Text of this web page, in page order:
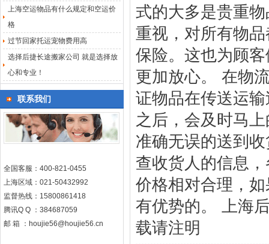
上海空运物品有什么规定和空运价
格
过节回家托运宠物费用高
选择后捷长途搬家公司 就是选择放
心和专业！
联系我们
全国客服：400-821-0455
上海区域：021-50432992
监督热线：15800861418
腾讯Q Q ：384687059
邮 箱 ：houjie56@houjie56.cn
式的大多是贵重
重视，对所有物
保险。这也为顾
更加放心。 在物
证物品在传送运
之后，会及时马
准确无误的送到
查收货人的信息
价格相对合理，
有优势的。 上海
载请注明